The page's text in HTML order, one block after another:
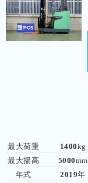
最大荷重
最大揚高
年式
1400kg
5000mm
2019年